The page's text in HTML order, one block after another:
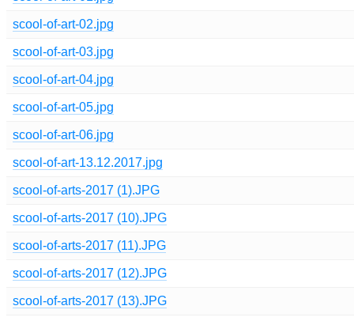
scool-of-art-02.jpg
scool-of-art-03.jpg
scool-of-art-04.jpg
scool-of-art-05.jpg
scool-of-art-06.jpg
scool-of-art-13.12.2017.jpg
scool-of-arts-2017 (1).JPG
scool-of-arts-2017 (10).JPG
scool-of-arts-2017 (11).JPG
scool-of-arts-2017 (12).JPG
scool-of-arts-2017 (13).JPG